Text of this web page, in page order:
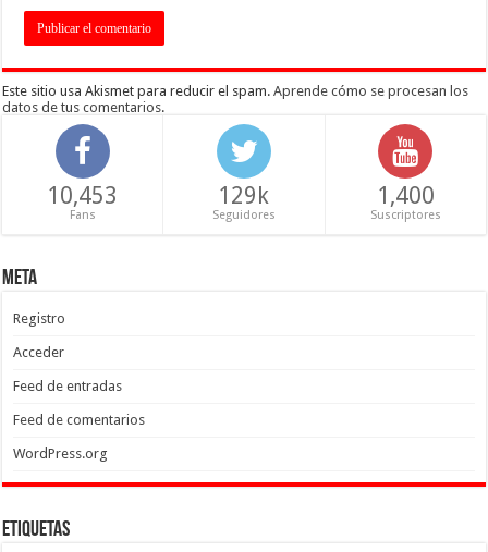
Este sitio usa Akismet para reducir el spam.Aprende cómo se procesan los
datos de tus comentarios.
10,453
Fans
129k
Seguidores
1,400
Suscriptores
Meta
Registro
Acceder
Feed de entradas
Feed de comentarios
WordPress.org
Etiquetas